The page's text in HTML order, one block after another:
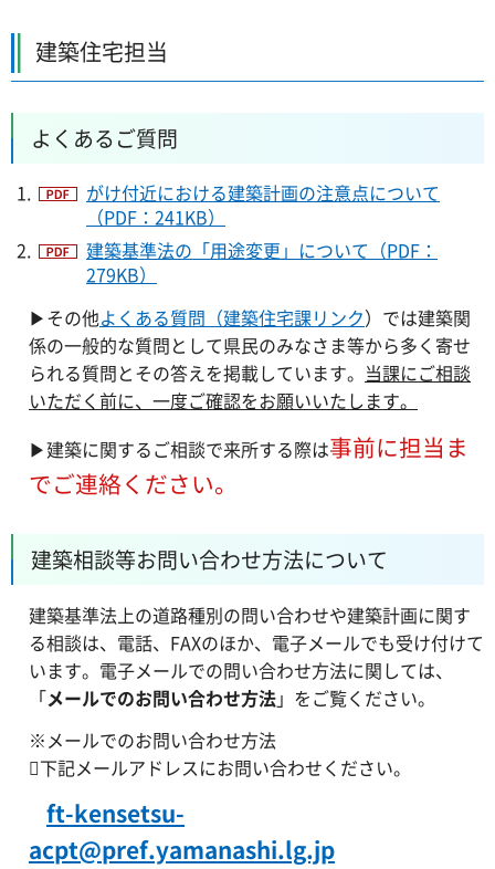
建築住宅担当
よくあるご質問
がけ付近における建築計画の注意点について
（PDF：241KB）
建築基準法の「用途変更」について（PDF：
279KB）
▶その他よくある質問（建築住宅課リンク）では建築関
係の一般的な質問として県民のみなさま等から多く寄せ
られる質問とその答えを掲載しています。 当課にご相談
いただく前に、一度ご確認をお願いいたします。
▶建築に関するご相談で来所する際は事前に担当ま
でご連絡ください。
建築相談等お問い合わせ方法について
建築基準法上の道路種別の問い合わせや建築計画に関す
る相談は、電話、FAXのほか、電子メールでも受け付けて
います。電子メールでの問い合わせ方法に関しては、
「メールでのお問い合わせ方法」をご覧ください。
※メールでのお問い合わせ方法
下記メールアドレスにお問い合わせください。
ft-kensetsu-
acpt@pref.yamanashi.lg.jp